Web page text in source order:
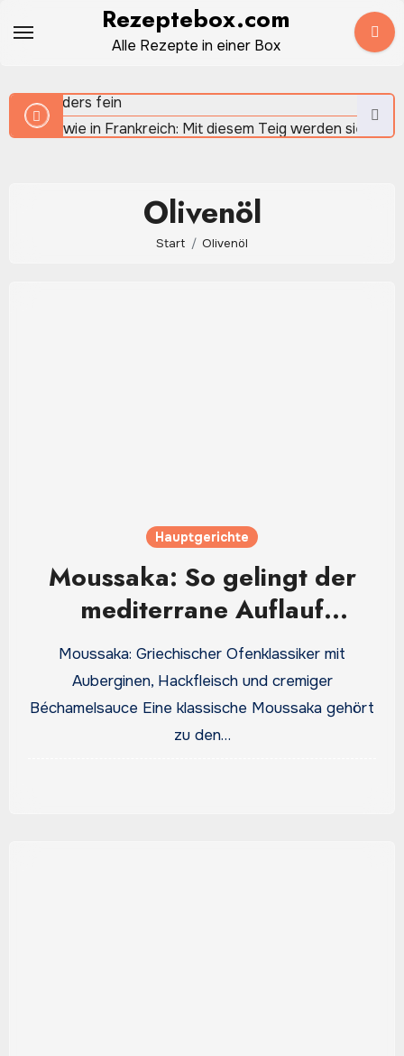
Inhalt
Rezeptebox.com
Alle Rezepte in einer Box
Sauerteigbrot selber backen – natürlich, aromatisch und
Crêpes wie in Frankreich: Mit diesem Teig werden sie
Olivenöl
Start Olivenöl
Hauptgerichte
Moussaka: So gelingt der
mediterrane Auflauf
besonders saftig und
aromatisch
Moussaka: Griechischer Ofenklassiker mit
Auberginen, Hackfleisch und cremiger
Béchamelsauce Eine klassische Moussaka gehört
zu den…